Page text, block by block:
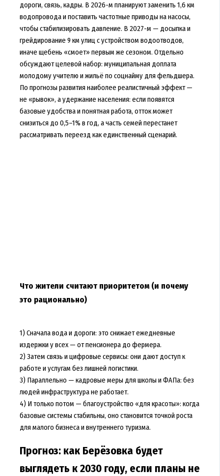
дороги, связь, кадры. В 2026-м планируют заменить 1,6 км
водопровода и поставить частотные приводы на насосы,
чтобы стабилизировать давление. В 2027-м — досыпка и
грейдирование 9 км улиц с устройством водоотводов,
иначе щебень «смоет» первым же сезоном. Отдельно
обсуждают целевой набор: муниципальная доплата
молодому учителю и жильё по соцнайму для фельдшера.
По прогнозы развития наиболее реалистичный эффект —
не «рывок», а удержание населения: если появятся
базовые удобства и понятная работа, отток может
снизиться до 0,5–1% в год, а часть семей перестанет
рассматривать переезд как единственный сценарий.
Что жители считают приоритетом (и почему
это рационально)
1) Сначала вода и дороги: это снижает ежедневные
издержки у всех — от пенсионера до фермера.
2) Затем связь и цифровые сервисы: они дают доступ к
работе и услугам без лишней логистики.
3) Параллельно — кадровые меры для школы и ФАПа: без
людей инфраструктура не работает.
4) И только потом — благоустройство «для красоты»: когда
базовые системы стабильны, оно становится точкой роста
для малого бизнеса и внутреннего туризма.
Прогноз: как Берёзовка будет
выглядеть к 2030 году, если планы не